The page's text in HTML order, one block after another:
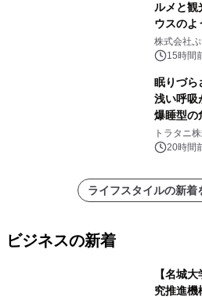
ルメと観
ウスのよ
サウナも
得な素泊
株式会社
15時間
眠りづら
浅い呼吸
爆睡型の
説
トラタニ
20時間
ライフスタイルの新着
ビジネスの新着
【名城
究推進機